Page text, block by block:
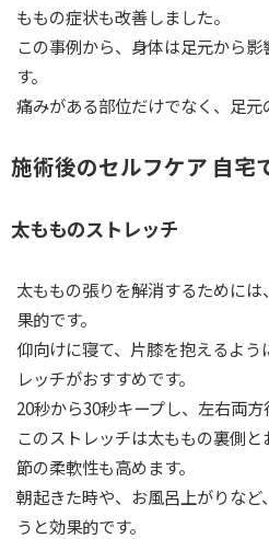
ももの症状も改善しました。
この事例から、身体は足元から
す。
痛みがある部位だけでなく、足元
施術後のセルフケア 自宅
太もものストレッチ
太ももの張りを解消するために
果的です。
仰向けに寝て、片膝を抱えるよ
レッチがおすすめです。
20秒から30秒キープし、左右両方
このストレッチは太ももの裏側
節の柔軟性も高めます。
朝起きた時や、お風呂上がりな
うと効果的です。